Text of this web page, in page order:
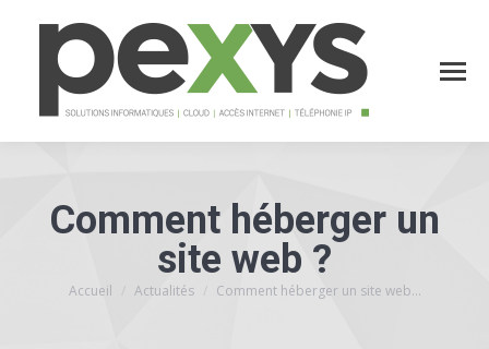
Comment héberger un
site web ?
Vous êtes ici :
Accueil Actualités Comment héberger un site web…